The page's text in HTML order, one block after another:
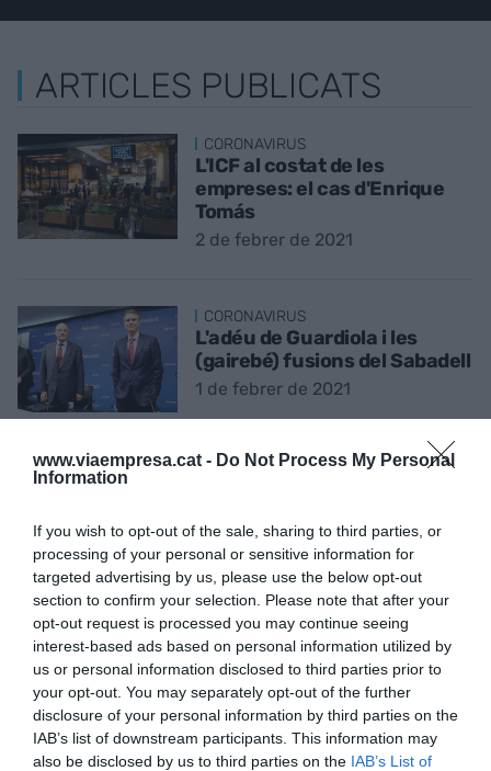
www.viaempresa.cat - Do Not Process My Personal
Information
If you wish to opt-out of the sale, sharing to third parties, or
processing of your personal or sensitive information for
targeted advertising by us, please use the below opt-out
section to confirm your selection. Please note that after your
opt-out request is processed you may continue seeing
interest-based ads based on personal information utilized by
us or personal information disclosed to third parties prior to
your opt-out. You may separately opt-out of the further
disclosure of your personal information by third parties on the
IAB’s list of downstream participants. This information may
also be disclosed by us to third parties on the IAB’s List of
ARTICLES PUBLICATS
CORONAVIRUS
L'ICF al costat de les
empreses: el cas d'Enrique
Tomás
2 de febrer de 2021
CORONAVIRUS
L'adéu de Guardiola i les
(gairebé) fusions del Sabadell
1 de febrer de 2021
s'il·lusiona amb Bankia:
"Arribarà el moment"
29 de gener de 2021
CAMBRA DE COMERÇ DE BARCELONA
L'últim estudi de Canadell i el
dèficit de Catalunya
28 de gener de 2021